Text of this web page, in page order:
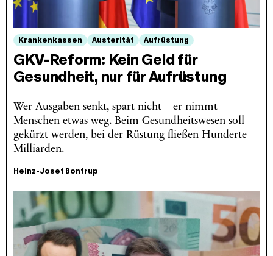
Krankenkassen Austerität Aufrüstung
GKV-Reform: Kein Geld für
Gesundheit, nur für Aufrüstung
Wer Ausgaben senkt, spart nicht – er nimmt
Menschen etwas weg. Beim Gesundheitswesen soll
gekürzt werden, bei der Rüstung fließen Hunderte
Milliarden.
Heinz-Josef Bontrup